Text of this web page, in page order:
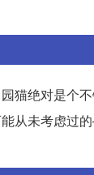
猫绝对是个
能从未考虑